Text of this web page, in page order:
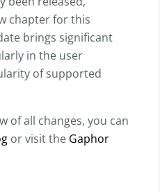
chapter for this
brings significant
in the user
of supported
of all changes, you can
or visit the Gaphor